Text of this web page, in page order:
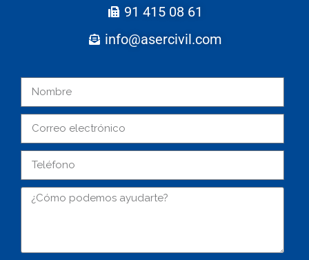
91 415 08 61
info@asercivil.com